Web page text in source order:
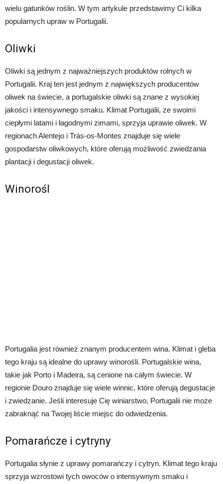
wielu gatunków roślin. W tym artykule przedstawimy Ci kilka
popularnych upraw w Portugalii.
Oliwki
Oliwki są jednym z najważniejszych produktów rolnych w
Portugalii. Kraj ten jest jednym z największych producentów
oliwek na świecie, a portugalskie oliwki są znane z wysokiej
jakości i intensywnego smaku. Klimat Portugalii, ze swoimi
ciepłymi latami i łagodnymi zimami, sprzyja uprawie oliwek. W
regionach Alentejo i Trás-os-Montes znajduje się wiele
gospodarstw oliwkowych, które oferują możliwość zwiedzania
plantacji i degustacji oliwek.
Winorośl
Portugalia jest również znanym producentem wina. Klimat i gleba
tego kraju są idealne do uprawy winorośli. Portugalskie wina,
takie jak Porto i Madeira, są cenione na całym świecie. W
regionie Douro znajduje się wiele winnic, które oferują degustacje
i zwiedzanie. Jeśli interesuje Cię winiarstwo, Portugalii nie może
zabraknąć na Twojej liście miejsc do odwiedzenia.
Pomarańcze i cytryny
Portugalia słynie z uprawy pomarańczy i cytryn. Klimat tego kraju
sprzyja wzrostowi tych owoców o intensywnym smaku i